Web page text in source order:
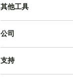
其他工具
公司
支持